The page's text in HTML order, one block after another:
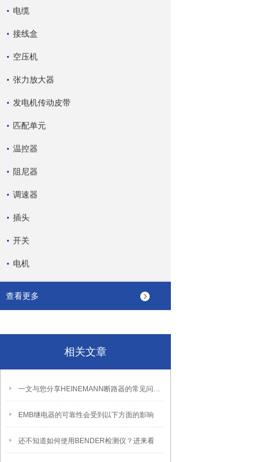
电缆
接线盒
空压机
张力放大器
发电机传动皮带
匹配单元
温控器
阻尼器
调速器
插头
开关
电机
查看更多
相关文章
一文与您分享HEINEMANN断路器的常见问题相应解决方法
EMB继电器的可靠性会受到以下方面的影响
还不知道如何使用BENDER检测仪？进来看